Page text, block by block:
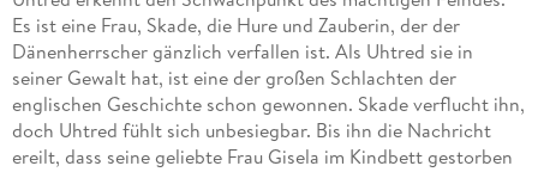
Es ist eine Frau, Skade, die Hure und Zauberin, der der
Dänenherrscher gänzlich verfallen ist. Als Uhtred sie in
seiner Gewalt hat, ist eine der großen Schlachten der
englischen Geschichte schon gewonnen. Skade verflucht ihn,
doch Uhtred fühlt sich unbesiegbar. Bis ihn die Nachricht
ereilt, dass seine geliebte Frau Gisela im Kindbett gestorben